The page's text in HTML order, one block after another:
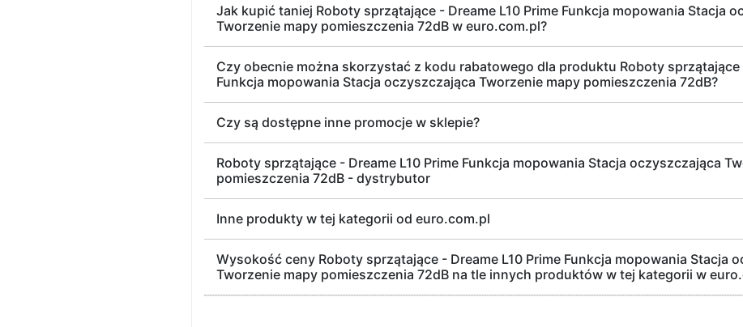
Jak kupić taniej Roboty sprzątające - Dreame L10 Prime Funkcja mopowania Stacja
Tworzenie mapy pomieszczenia 72dB w euro.com.pl?
Czy obecnie można skorzystać z kodu rabatowego dla produktu Roboty sprzątające
Funkcja mopowania Stacja oczyszczająca Tworzenie mapy pomieszczenia 72dB?
Czy są dostępne inne promocje w sklepie?
Roboty sprzątające - Dreame L10 Prime Funkcja mopowania Stacja oczyszczająca
pomieszczenia 72dB - dystrybutor
Inne produkty w tej kategorii od euro.com.pl
Wysokość ceny Roboty sprzątające - Dreame L10 Prime Funkcja mopowania Stacja
Tworzenie mapy pomieszczenia 72dB na tle innych produktów w tej kategorii w